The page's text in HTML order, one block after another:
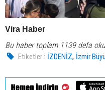
Vira Haber
Bu haber toplam 1139 defa
Etiketler : İZDENİZ, İzmir